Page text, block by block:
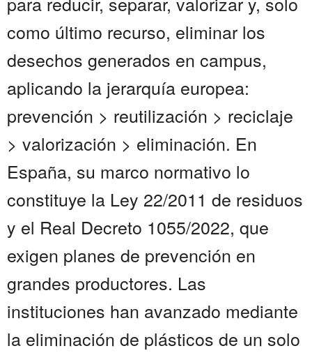
como último recurso, eliminar los
desechos generados en campus,
aplicando la jerarquía europea:
prevención > reutilización > reciclaje
> valorización > eliminación. En
España, su marco normativo lo
constituye la Ley 22/2011 de residuos
y el Real Decreto 1055/2022, que
exigen planes de prevención en
grandes productores. Las
instituciones han avanzado mediante
la eliminación de plásticos de un solo